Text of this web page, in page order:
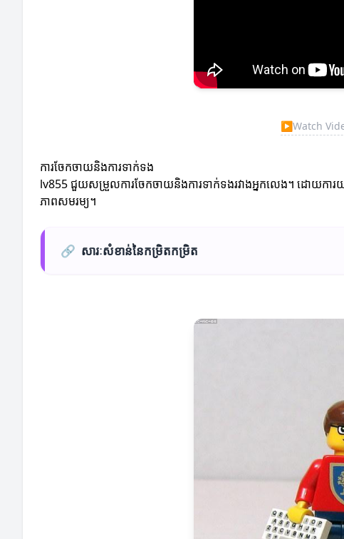
▶Watch
ការចែកចាយនិងការទាក់ទង
lv855 ជួយសម្រួលការចែកចាយនិងការទាក់ទងរវាងអ្នកលេង។ ដោយការយ
ភាពសមរម្យ។
🔗 សារៈសំខាន់នៃកម្រិតកម្រិត